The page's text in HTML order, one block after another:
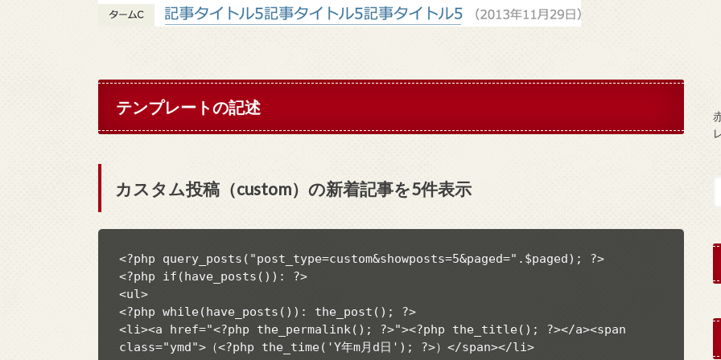
テンプレートの記述
カスタム投稿（custom）の新着記事を5件表示
<?php query_posts("post_type=custom&showposts=5&paged=".$paged); ?>
<?php if(have_posts()): ?>
<ul>
<?php while(have_posts()): the_post(); ?>
<li><a href="<?php the_permalink(); ?>"><?php the_title(); ?></a><span
class="ymd">（<?php the_time('Y年m月d日'); ?>）</span></li>